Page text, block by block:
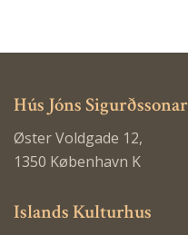
Hús Jóns Sigurðssonar
Øster Voldgade 12,
1350 København K
Islands Kulturhus